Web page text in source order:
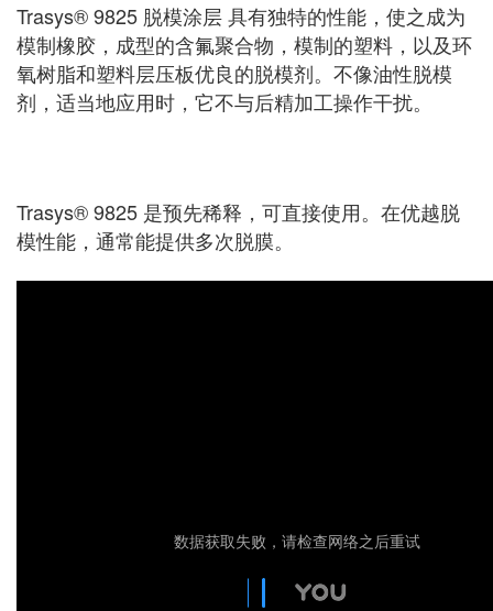
Trasys® 9825 脱模涂层 具有独特的性能，使之成为
模制橡胶，成型的含氟聚合物，模制的塑料，以及环
氧树脂和塑料层压板优良的脱模剂。不像油性脱模
剂，适当地应用时，它不与后精加工操作干扰。
Trasys® 9825 是预先稀释，可直接使用。在优越脱
模性能，通常能提供多次脱膜。